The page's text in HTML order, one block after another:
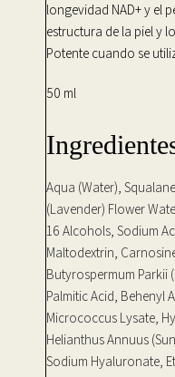
longevidad NAD+ y el
estructura de la piel y
Potente cuando se
50 ml
Aqua (Water),
(Lavender) Flower
16 Alcohols, Sodium
Maltodextrin,
Butyrospermum Parkii
Palmitic Acid, Behenyl
Micrococcus Lysate,
Helianthus Annuus
Sodium Hyaluronate,